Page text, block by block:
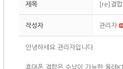
제목 [re]결합
작성자 관리자
안녕하세요.관리자입니다.
휴대폰 결합은 수납이 가능한 올레